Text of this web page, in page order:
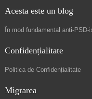
Acesta este un blog
În mod fundamental anti-PSD-
Confidențialitate
Politica de Confidențialitate
Migrarea